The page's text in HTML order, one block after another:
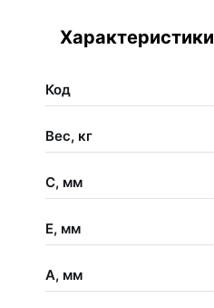
Характеристики
Код
Вес, кг
C, мм
E, мм
A, мм